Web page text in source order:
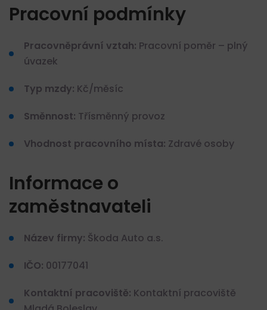
Pracovní podmínky
Pracovněprávní vztah: Pracovní poměr – plný
úvazek
Typ mzdy: Kč/měsíc
Směnnost: Třísměnný provoz
Vhodnost pracovního místa: Zdravé osoby
Informace o
zaměstnavateli
Název firmy: Škoda Auto a.s.
IČO: 00177041
Kontaktní pracoviště: Kontaktní pracoviště